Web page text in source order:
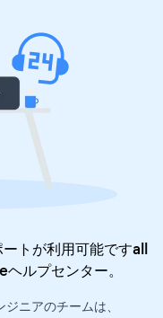
トが利用可能ですall
ヘルプセンター。
ニアのチームは、